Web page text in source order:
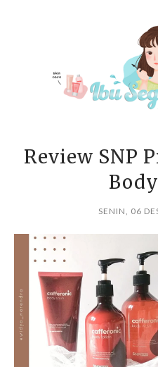
Review SNP
SENIN, 06